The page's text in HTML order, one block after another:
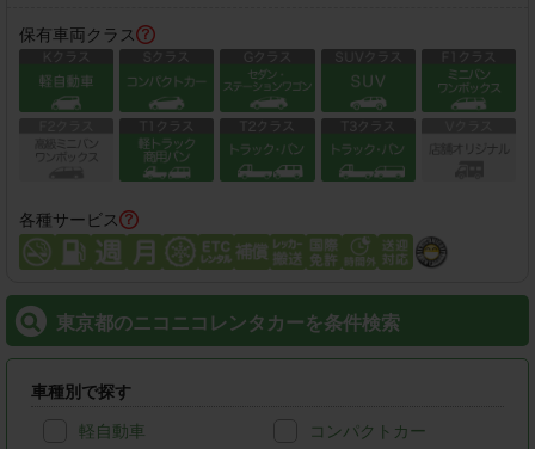
保有車両クラス
各種サービス
東京都のニコニコレンタカーを条件検索
車種別で探す
軽自動車 コンパクトカー